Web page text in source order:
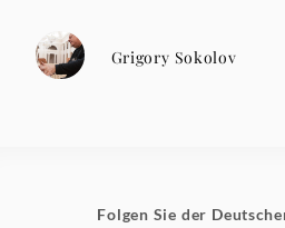
Grigory Sokolov
Folgen Sie der